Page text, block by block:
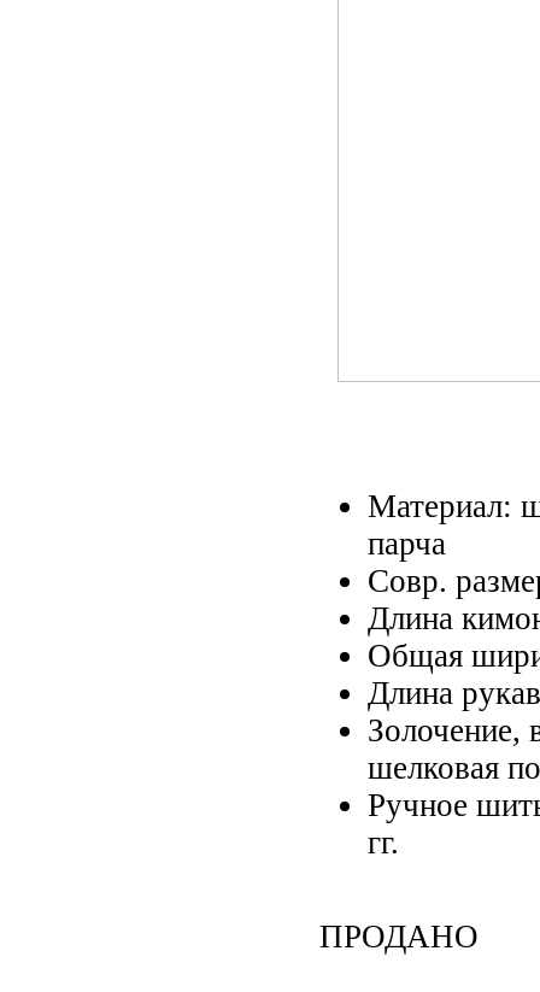
Материал:
парча
Совр.
Длина
Общая
Длина
Золочение,
шелковая
Ручное
гг.
ПРОДАНО